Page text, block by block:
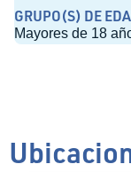
GRUPO(S) DE
Mayores de 18